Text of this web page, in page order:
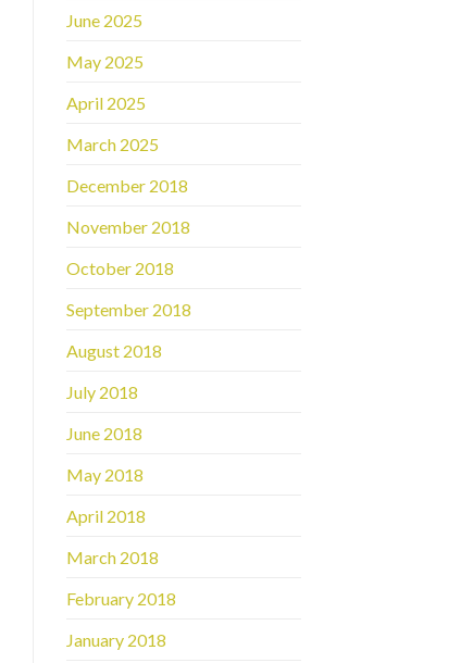
June 2025
May 2025
April 2025
March 2025
December 2018
November 2018
October 2018
September 2018
August 2018
July 2018
June 2018
May 2018
April 2018
March 2018
February 2018
January 2018